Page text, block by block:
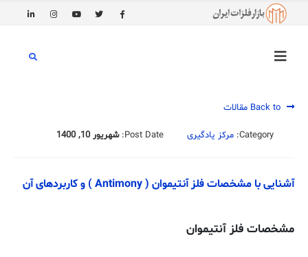
Category: مرکز یادگیری Post Date: شهریور 10, 1400
آشنایی با مشخصات فلز آنتیموان ( Antimony ) و کاربردهای آن
مشخصات فلز آنتیموان